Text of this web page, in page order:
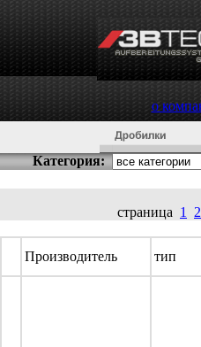
о
Категория:
страница 1 2
Производитель тип